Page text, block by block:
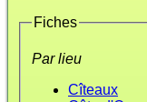
Fiches
Par lieu
Cîteaux